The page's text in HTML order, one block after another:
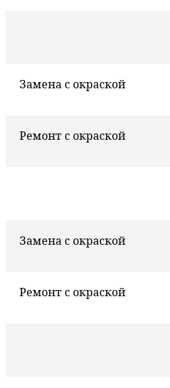
Замена с окраской
Ремонт с окраской
Замена с окраской
Ремонт с окраской